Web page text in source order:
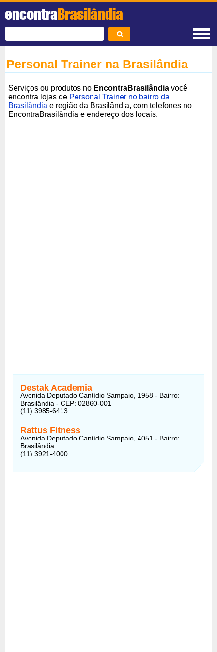
encontraBrasilândia
Personal Trainer na Brasilândia
Serviços ou produtos no EncontraBrasilândia você
encontra lojas de Personal Trainer no bairro da
Brasilândia e região da Brasilândia, com telefones no
EncontraBrasilândia e endereço dos locais.
Destak Academia
Avenida Deputado Cantídio Sampaio, 1958 - Bairro:
Brasilândia - CEP: 02860-001
(11) 3985-6413
Rattus Fitness
Avenida Deputado Cantídio Sampaio, 4051 - Bairro:
Brasilândia
(11) 3921-4000